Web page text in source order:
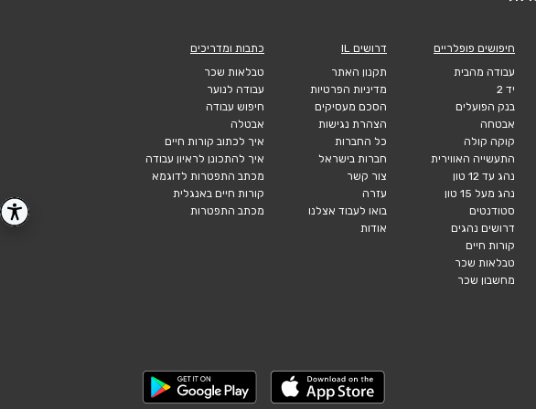
חיפושים פופלריים
עבודה מהבית
יד 2
בנק הפועלים
אבטחה
קוקה קולה
התעשייה האווירית
נהג עד 12 טון
נהג מעל 15 טון
סטודנטים
דרושים נהגים
קורות חיים
טבלאות שכר
מחשבון שכר
דרושים IL
תקנון האתר
מדיניות הפרטיות
הסכם מעסיקים
הצהרת נגישות
כל החברות
חברות בישראל
צור קשר
עזרה
בואו לעבוד אצלנו
אודות
כתבות ומדריכים
טבלאות שכר
עבודה לנוער
חיפוש עבודה
אבטלה
איך לכתוב קורות חיים
איך להתכונן לראיון עבודה
מכתב התפטרות לדוגמא
קורות חיים באנגלית
מכתב התפטרות